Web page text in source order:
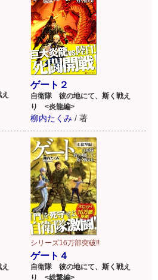
渋谷区恵比寿4-6-1恵比寿MFビル
集部「ゲート100万部記念キャン
ください。皆様のご応募、お待ち
！
イラストは黒獅子氏が担
当！
ゲート２
自衛隊 彼の地にて、斯く戦え
り <炎龍編>
柳内たくみ / 著
シリーズ16万部突破!!
ゲート４
自衛隊 彼の地にて、斯く戦え
り <総撃編>